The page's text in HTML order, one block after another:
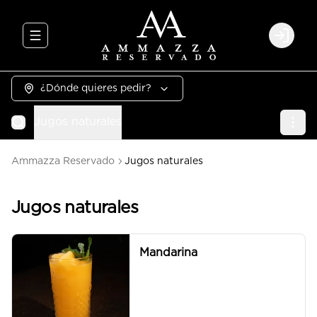
Abrir menu de navegación Login
¿Dónde quieres pedir?
Ammazza Reservado Jugos naturales
Jugos naturales
Mandarina